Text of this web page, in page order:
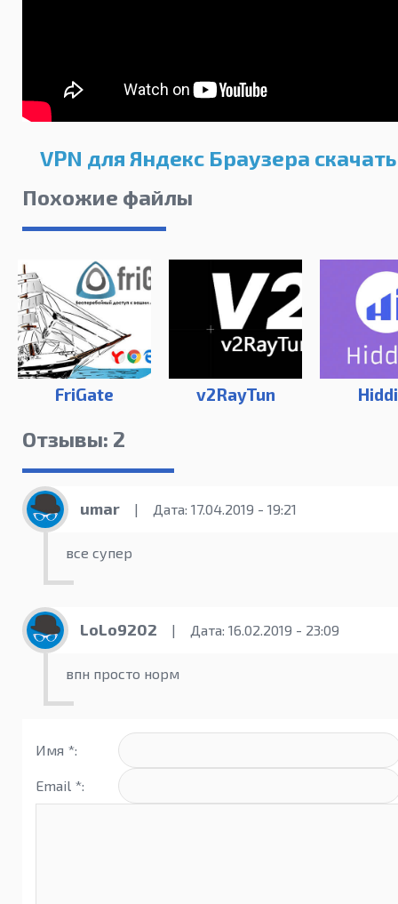
VPN для Яндекс Браузера
Похожие файлы
FriGate v2RayTun
Отзывы: 2
umar | Дата: 17.04.2019 - 19:21
все супер
LoLo9202 | Дата: 16.02.2019 - 23:09
впн просто норм
Имя *:
Email *: